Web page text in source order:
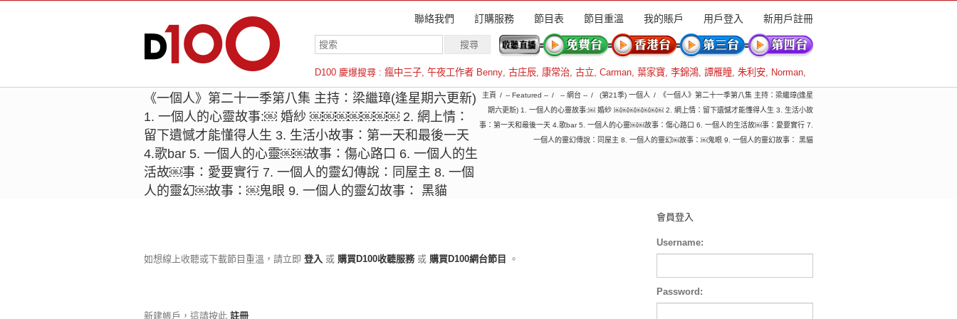
聯絡我們 訂購服務 節目表 節目重溫 我的賬戶 用戶登入 新用戶註冊
D100 慶爆搜尋 : 瘋中三子, 午夜工作者 Benny, 古庄辰, 康常治, 古立, Carman, 葉家寶, 李錦鴻, 譚雁瞳, 朱利安, Norman,
羅倫斯
《一個人》第二十一季第八集 主持：梁繼璋(逢星期六更新)
1. 一個人的心靈故事:￼ 婚紗 ￼￼￼￼￼￼￼ 2. 網上情：
留下遺憾才能懂得人生 3. 生活小故事：第一天和最後一天
4.歌bar 5. 一個人的心靈￼￼故事：傷心路口 6. 一個人的生
活故￼事：愛要實行 7. 一個人的靈幻傳說：同屋主 8. 一個
人的靈幻￼故事：￼鬼眼 9. 一個人的靈幻故事： 黑貓
主頁 -- Featured -- -- 網台 -- (第21季) 一個人
《一個人》第二十一季第八集 主持：梁繼璋(逢星
期六更新) 1. 一個人的心靈故事:￼ 婚紗 ￼￼￼￼￼￼￼ 2. 網上情：留下遺憾才能懂得人生 3. 生活小故
事：第一天和最後一天 4.歌bar 5. 一個人的心靈￼￼故事：傷心路口 6. 一個人的生活故￼事：愛要實行 7.
一個人的靈幻傳說：同屋主 8. 一個人的靈幻￼故事：￼鬼眼 9. 一個人的靈幻故事： 黑貓
如想線上收聽或下載節目重溫，請立即 登入 或 購買D100收聽服務 或 購買D100網台節目 。
新建帳戶，這請按此 註冊
會員登入
Username:
Password: